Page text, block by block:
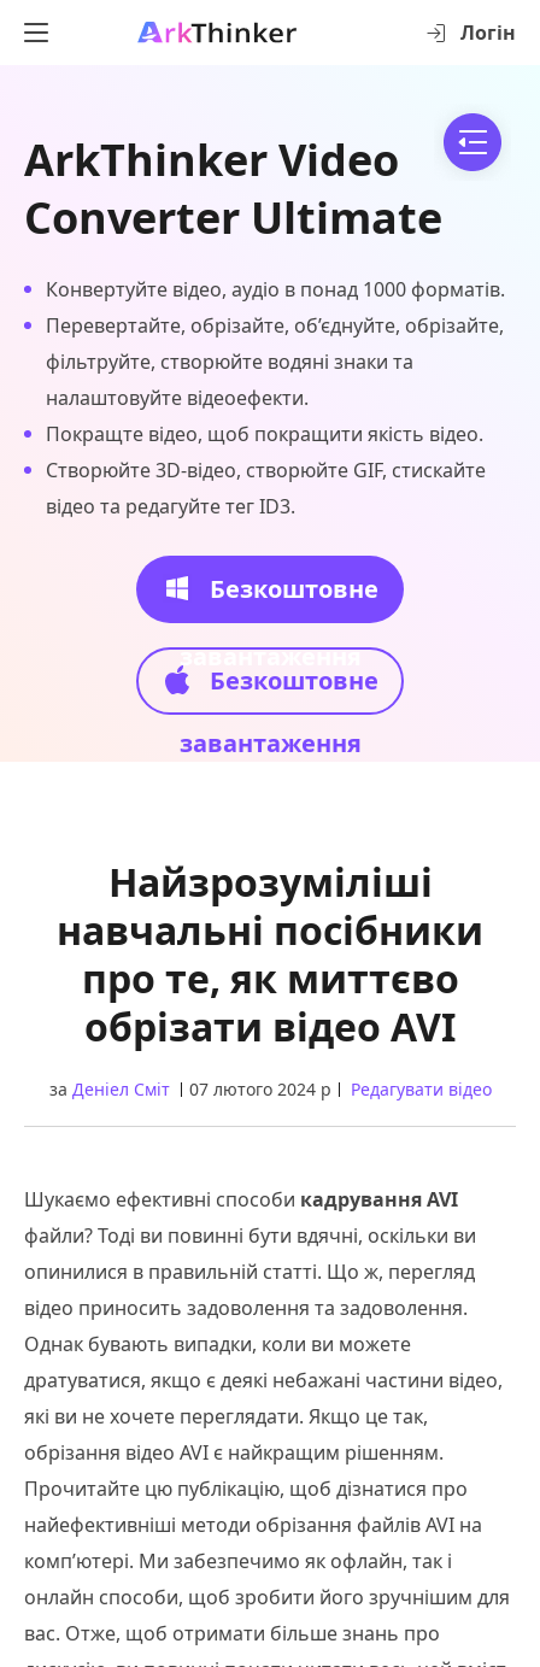
Логін
ArkThinker Video
Converter Ultimate
Конвертуйте відео, аудіо в понад 1000 форматів.
Перевертайте, обрізайте, об’єднуйте, обрізайте,
фільтруйте, створюйте водяні знаки та
налаштовуйте відеоефекти.
Покращте відео, щоб покращити якість відео.
Створюйте 3D-відео, створюйте GIF, стискайте
відео та редагуйте тег ID3.
Безкоштовне
завантаження
Безкоштовне
завантаження
Найзрозуміліші
навчальні посібники
про те, як миттєво
обрізати відео AVI
за Деніел Сміт 07 лютого 2024 р Редагувати відео
Шукаємо ефективні способи кадрування AVI
файли? Тоді ви повинні бути вдячні, оскільки ви
опинилися в правильній статті. Що ж, перегляд
відео приносить задоволення та задоволення.
Однак бувають випадки, коли ви можете
дратуватися, якщо є деякі небажані частини відео,
які ви не хочете переглядати. Якщо це так,
обрізання відео AVI є найкращим рішенням.
Прочитайте цю публікацію, щоб дізнатися про
найефективніші методи обрізання файлів AVI на
комп’ютері. Ми забезпечимо як офлайн, так і
онлайн способи, щоб зробити його зручнішим для
вас. Отже, щоб отримати більше знань про